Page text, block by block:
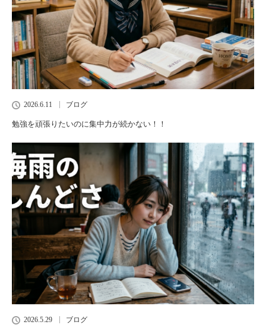
2026.6.11 ブログ
勉強を頑張りたいのに集中力が続かない！！
2026.5.29 ブログ